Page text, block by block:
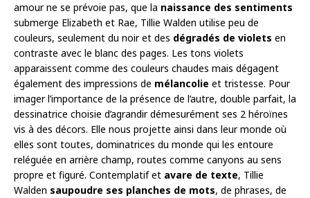
amour ne se prévoie pas, que la naissance des sentiments
submerge Elizabeth et Rae, Tillie Walden utilise peu de
couleurs, seulement du noir et des dégradés de violets en
contraste avec le blanc des pages. Les tons violets
apparaissent comme des couleurs chaudes mais dégagent
également des impressions de mélancolie et tristesse. Pour
imager l’importance de la présence de l’autre, double parfait, la
dessinatrice choisie d’agrandir démesurément ses 2 héroïnes
vis à des décors. Elle nous projette ainsi dans leur monde où
elles sont toutes, dominatrices du monde qui les entoure
reléguée en arrière champ, routes comme canyons au sens
propre et figuré. Contemplatif et avare de texte, Tillie
Walden saupoudre ses planches de mots, de phrases, de